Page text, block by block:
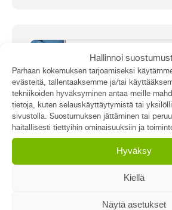
Hallinnoi
Parhaan kokemuksen tarjoamiseksi
evästeitä, tallentaaksemme ja/tai
tekniikoiden hyväksyminen antaa meille
tietoja, kuten selauskäyttäytymistä tai
sivustolla. Suostumuksen jättäminen tai
haitallisesti tiettyihin ominaisuuksiin ja
Hyväksy
Kiellä
Näytä asetukset
Kotihoitoa turvallisesti
Verkkokurssi nostaa esille